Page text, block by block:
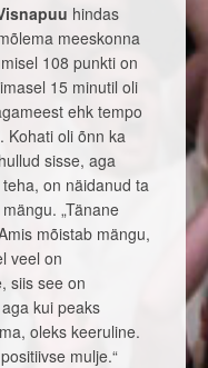
hindas
meeskonna
108 punkti on
15 minutil oli
ehk tempo
Kohati oli õnn ka
sisse, aga
on näidanud ta
„Tänane
mõistab mängu,
veel on
siis see on
kui peaks
oleks keeruline.
mulje.“